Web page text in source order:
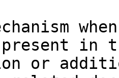
in
or